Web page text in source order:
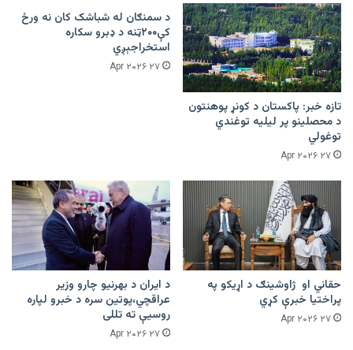
تازه خبر: پاکستان د کونړ پوهنتون
د محصلینو پر لیلیه توغندي
توغولي
۲۷ Apr ۲۰۲۶
د سمنګان له شباشک کان نه ورځ
کې۲۰۰ټنه د ډبرو سکاره
استخراجېږي
۲۷ Apr ۲۰۲۶
حقاني او ژاوشینګ د اړیکو په
پراختیا خبرې کړي
۲۷ Apr ۲۰۲۶
د ایران د بهرنیو چارو وزیر
عراقچي،پوتین سره د خبرو لپاره
روسیې ته تللی
۲۷ Apr ۲۰۲۶